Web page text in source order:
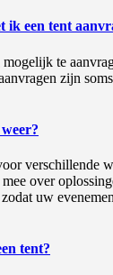
ik een tent
te
zijn
verschillende
over
uw
tent?